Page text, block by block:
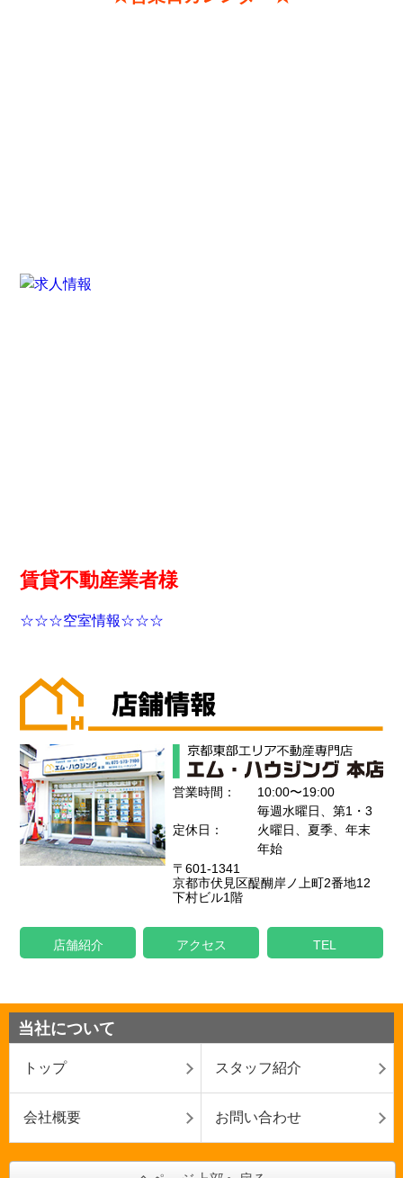
賃貸不動産業者様
☆☆☆空室情報☆☆☆
営業時間： 10:00〜19:00
定休日：
毎週水曜日、第1・3
火曜日、夏季、年末
年始
〒601-1341
京都市伏見区醍醐岸ノ上町2番地12
下村ビル1階
店舗紹介 アクセス TEL
当社について
トップ スタッフ紹介
会社概要 お問い合わせ